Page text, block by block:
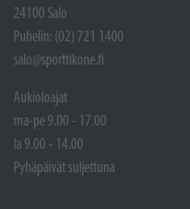
24100 Salo
Puhelin: (02) 721 1400
salo@sporttikone.fi
Aukioloajat
ma-pe 9.00 - 17.00
la 9.00 - 14.00
Pyhäpäivät suljettuna